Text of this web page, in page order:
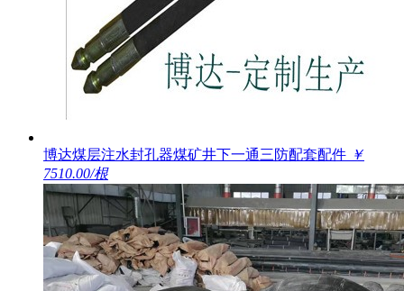
博达煤层注水封孔器煤矿井下一通三防配套配件 ￥
7510.00/根